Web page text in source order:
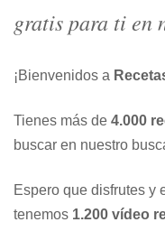
gratis para ti en
¡Bienvenidos a
Tienes más de 4.000
buscar en nuestro
Espero que disfrutes y
tenemos 1.200 vídeo